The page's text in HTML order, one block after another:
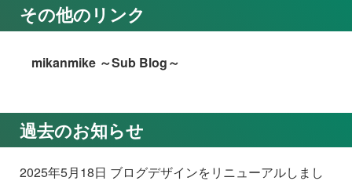
その他のリンク
mikanmike ～Sub Blog～
過去のお知らせ
2025年5月18日 ブログデザインをリニューアルしまし